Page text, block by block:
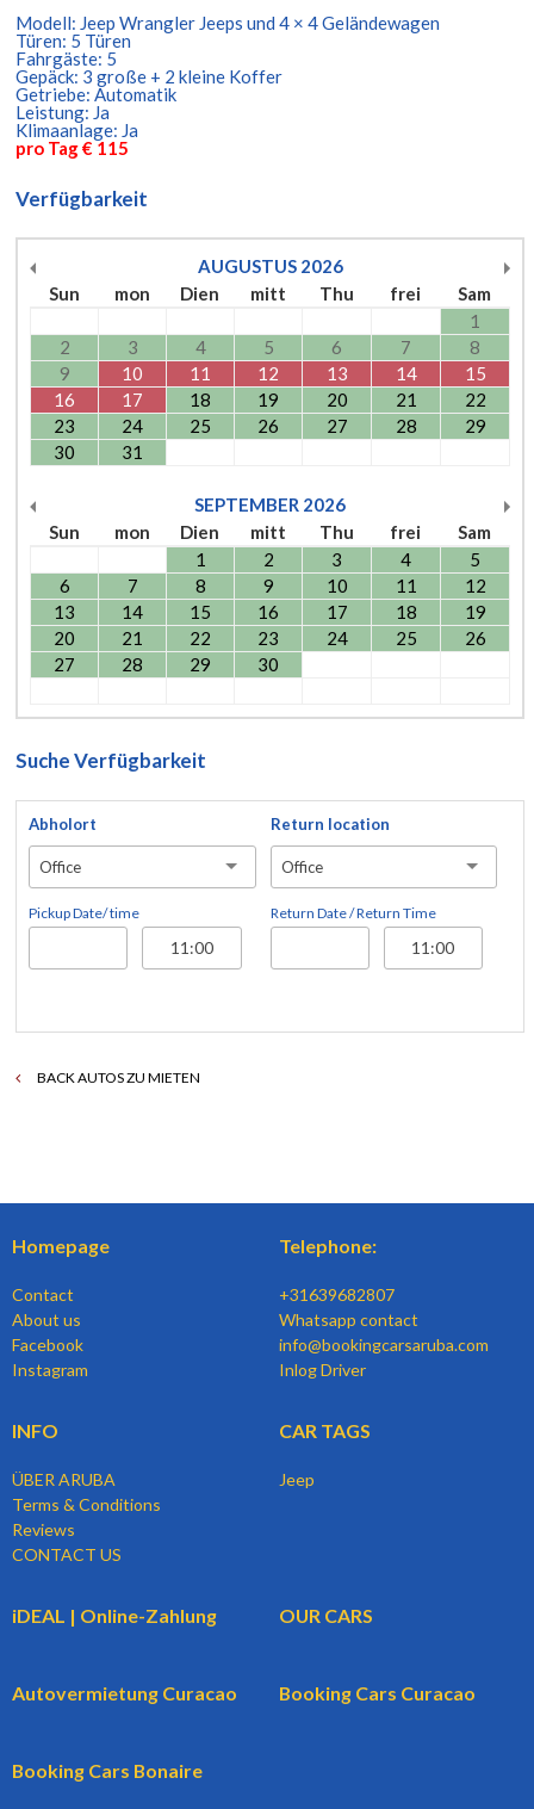
Modell: Jeep Wrangler Jeeps und 4 × 4 Geländewagen
Türen: 5 Türen
Fahrgäste: 5
Gepäck: 3 große + 2 kleine Koffer
Getriebe: Automatik
Leistung: Ja
Klimaanlage: Ja
pro Tag € 115
Verfügbarkeit
AUGUSTUS 2026
Sun
mon Dien mitt Thu frei
Sam
1
2
3 4 5 6 7
8
9
10 11 12 13 14
15
16
17 18 19 20 21
22
23
24 25 26 27 28
29
30
31
SEPTEMBER 2026
Sun
mon Dien mitt Thu frei
Sam
1
2 3 4
5
6
7 8 9 10 11
12
13
14 15 16 17 18
19
20
21 22 23 24 25
26
27
28 29 30
Suche Verfügbarkeit
Abholort
Office
Pickup Date/ time
Return location
Office
Return Date / Return Time
BACK AUTOS ZU MIETEN
Homepage
Contact
About us
Facebook
Instagram
Telephone:
+31639682807
Whatsapp contact
info@bookingcarsaruba.com
Inlog Driver
INFO
ÜBER ARUBA
Terms & Conditions
Reviews
CONTACT US
CAR TAGS
Jeep
iDEAL | Online-Zahlung OUR CARS
Autovermietung Curacao Booking Cars Curacao
Booking Cars Bonaire